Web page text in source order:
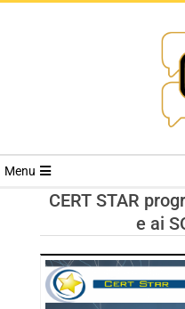
Menu
CERT STAR
e ai